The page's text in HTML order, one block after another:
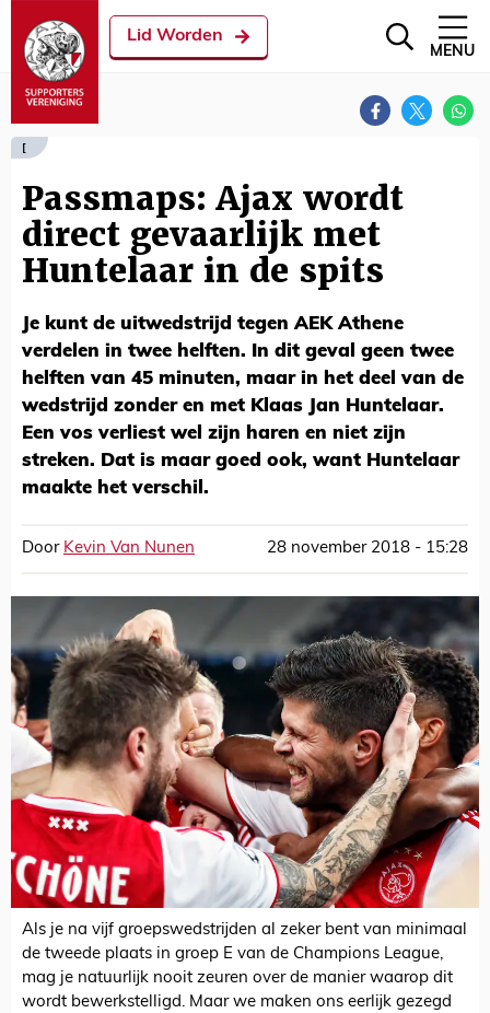
Lid Worden
MENU
[
Passmaps: Ajax wordt
direct gevaarlijk met
Huntelaar in de spits
Je kunt de uitwedstrijd tegen AEK Athene
verdelen in twee helften. In dit geval geen twee
helften van 45 minuten, maar in het deel van de
wedstrijd zonder en met Klaas Jan Huntelaar.
Een vos verliest wel zijn haren en niet zijn
streken. Dat is maar goed ook, want Huntelaar
maakte het verschil.
Door Kevin Van Nunen 28 november 2018 - 15:28
Als je na vijf groepswedstrijden al zeker bent van minimaal
de tweede plaats in groep E van de Champions League,
mag je natuurlijk nooit zeuren over de manier waarop dit
wordt bewerkstelligd. Maar we maken ons eerlijk gezegd